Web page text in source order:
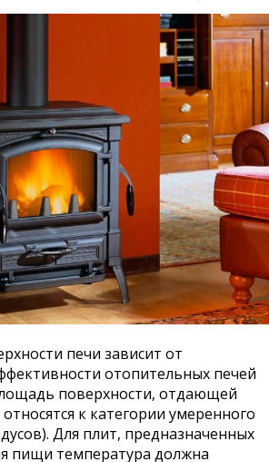
печи зависит от
отопительных печей
поверхности, отдающей
к категории умеренного
Для плит, предназначенных
пищи температура должна